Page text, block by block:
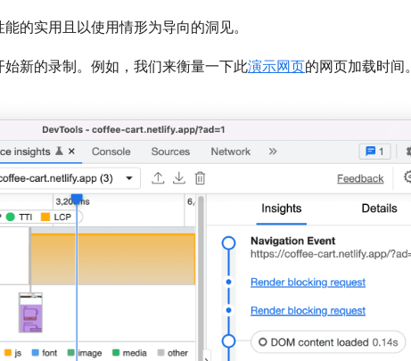
的实用且以使用情形为导向的洞见。
始新的录制。例如，我们来衡量一下此演示网页的网页加载时间。